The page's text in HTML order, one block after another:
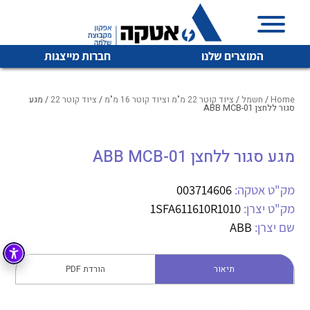
המוצרים שלנו חברות מייצגות
איכות | שרות | זמינות
והפצה של מוצרי
מיתוג, בקרה , ואינסטלציה חשמלית ופעילה ב7 תחומים:
חשמל מיתוג ואינסטלציה חשמלית
בקרה
זיווד
לכל מוצרי היצרן לכל מוצרי היצרן
לכל מוצרי היצרן לכל מוצרי היצרן
Home
/ חשמל / ציוד קוטר 22 מ"מ וציוד קוטר 16 מ"מ / ציוד קוטר 22 / מגע
סגור ללחצן ABB MCB-01
מגע סגור ללחצן ABB MCB-01
מק"ט אטקה: 003714606
מק"ט יצרן: 1SFA611610R1010
שם יצרן: ABB
תיאור הורדת PDF